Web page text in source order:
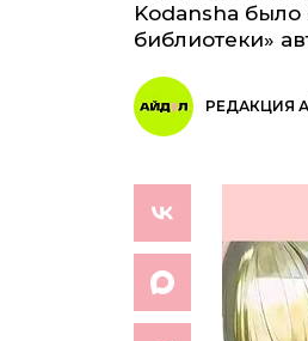
Kodansha
библиотеки»
РЕДАКЦИЯ